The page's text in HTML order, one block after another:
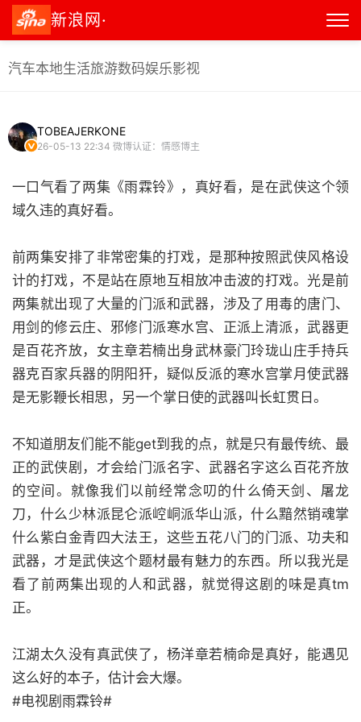
新浪网·
汽车本地生活旅游数码娱乐影视
TOBEAJERKONE
26-05-13 22:34 微博认证：情感博主
一口气看了两集《雨霖铃》，真好看，是在武侠这个领
域久违的真好看。
前两集安排了非常密集的打戏，是那种按照武侠风格设
计的打戏，不是站在原地互相放冲击波的打戏。光是前
两集就出现了大量的门派和武器，涉及了用毒的唐门、
用剑的修云庄、邪修门派寒水宫、正派上清派，武器更
是百花齐放，女主章若楠出身武林豪门玲珑山庄手持兵
器克百家兵器的阴阳犴，疑似反派的寒水宫掌月使武器
是无影鞭长相思，另一个掌日使的武器叫长虹贯日。
不知道朋友们能不能get到我的点，就是只有最传统、最
正的武侠剧，才会给门派名字、武器名字这么百花齐放
的空间。就像我们以前经常念叨的什么倚天剑、屠龙
刀，什么少林派昆仑派崆峒派华山派，什么黯然销魂掌
什么紫白金青四大法王，这些五花八门的门派、功夫和
武器，才是武侠这个题材最有魅力的东西。所以我光是
看了前两集出现的人和武器，就觉得这剧的味是真tm
正。
江湖太久没有真武侠了，杨洋章若楠命是真好，能遇见
这么好的本子，估计会大爆。
#电视剧雨霖铃#